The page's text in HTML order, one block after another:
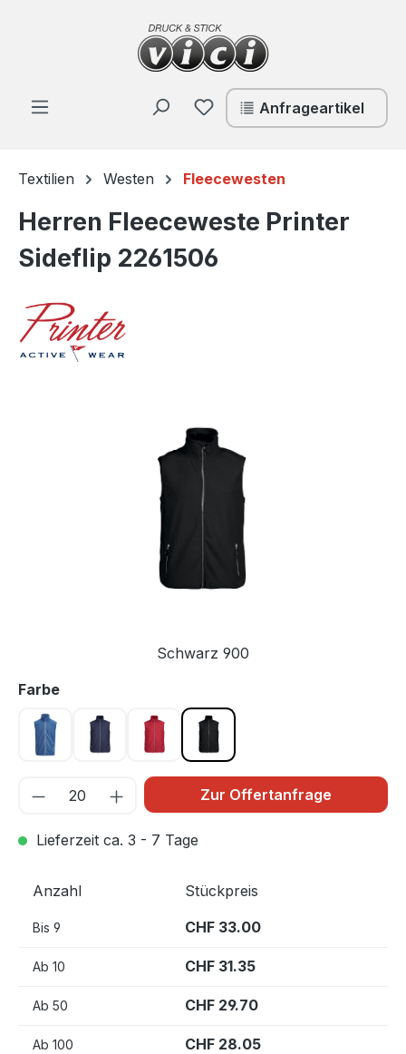
Zum Hauptinhalt springen
Du hast 0 Produkte auf
Anfrageartikel
Textilien Westen Fleecewesten
Herren Fleeceweste Printer
Sideflip 2261506
Schwarz 900
Farbeauswählen
Blau 534 Marine 600Rot 400 Schwarz 900
Zur Offertanfrage
Lieferzeit ca. 3 - 7 Tage
Anzahl Stückpreis
Bis 9 CHF 33.00
Ab 10 CHF 31.35
Ab 50 CHF 29.70
Ab 100 CHF 28.05